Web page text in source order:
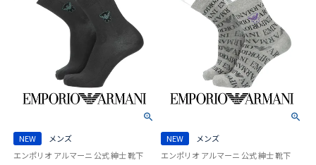
NEW
メンズ
エンポリオ アルマーニ 公式 紳士 靴下
NEW
メンズ
エンポリオ アルマーニ 公式 紳士 靴下